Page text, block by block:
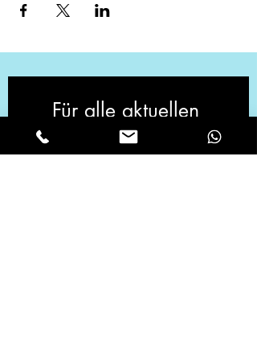
Für alle aktuellen
Neuigkeiten, melde